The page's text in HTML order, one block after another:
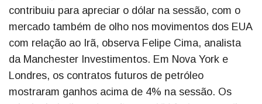
contribuiu para apreciar o dólar na sessão, com o
mercado também de olho nos movimentos dos EUA
com relação ao Irã, observa Felipe Cima, analista
da Manchester Investimentos. Em Nova York e
Londres, os contratos futuros de petróleo
mostraram ganhos acima de 4% na sessão. Os